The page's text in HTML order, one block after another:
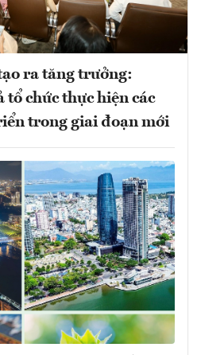
ra tăng trưởng:
tổ chức thực hiện các
trong giai đoạn mới